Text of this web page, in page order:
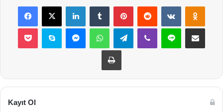
Facebook
X LinkedInTumblr PinterestReddit VKontakte
Pocket Skype MessengerWhatsAppTelegramViber Line E-Posta ile
Yazdır
Kayıt Ol